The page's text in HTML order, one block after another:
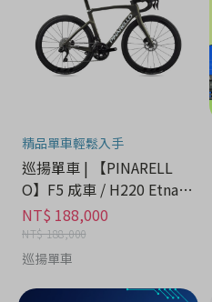
精品單車輕鬆入手
巡揚單車 | 【PINARELL
O】F5 成車 / H220 Etna B
lack Matt
NT$ 188,000
NT$ 188,000
巡揚單車